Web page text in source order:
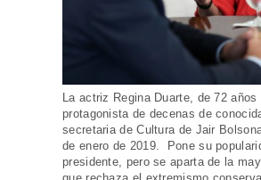
La actriz Regina Duarte, de 72 años
protagonista de decenas de
secretaria de Cultura de Jair
de enero de 2019. Pone su
presidente, pero se aparta de la